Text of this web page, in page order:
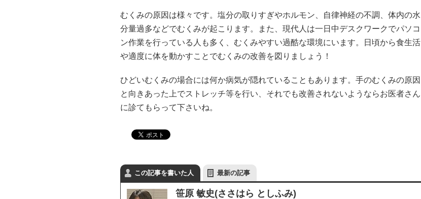
むくみの原因は様々です。塩分の取りすぎやホルモン、自律神経の不調、体内の水
分量過多などでむくみが起こります。また、現代人は一日中デスクワークでパソコ
ン作業を行っている人も多く、むくみやすい過酷な環境にいます。日頃から食生活
や適度に体を動かすことでむくみの改善を図りましょう！
ひどいむくみの場合には何か病気が隠れていることもあります。手のむくみの原因
と向きあった上でストレッチ等を行い、それでも改善されないようならお医者さん
に診てもらって下さいね。
この記事を書いた人 最新の記事
笹原 敏史(ささはら としふみ)